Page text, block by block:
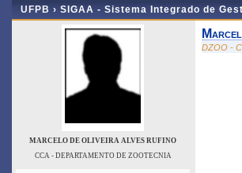
UFPB › SIGAA - Sistema Integrado de
MARCELO DE OLIVEIRA ALVES RUFINO
CCA - DEPARTAMENTO DE ZOOTECNIA
DZOO -